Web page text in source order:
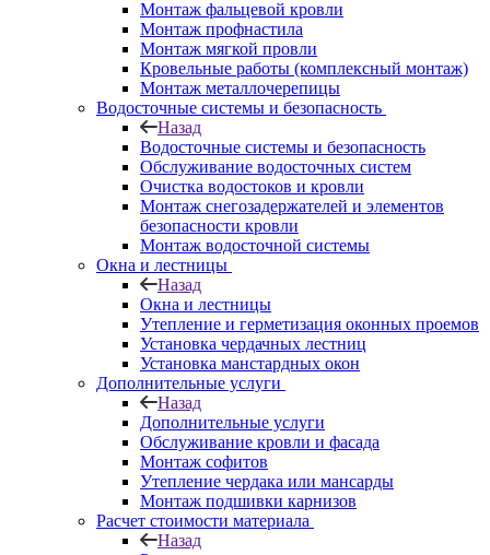
Монтаж фальцевой кровли
Монтаж профнастила
Монтаж мягкой провли
Кровельные работы (комплексный монтаж)
Монтаж металлочерепицы
Водосточные системы и безопасность
Назад
Водосточные системы и безопасность
Обслуживание водосточных систем
Очистка водостоков и кровли
Монтаж снегозадержателей и элементов
безопасности кровли
Монтаж водосточной системы
Окна и лестницы
Назад
Окна и лестницы
Утепление и герметизация оконных проемов
Установка чердачных лестниц
Установка манстардных окон
Дополнительные услуги
Назад
Дополнительные услуги
Обслуживание кровли и фасада
Монтаж софитов
Утепление чердака или мансарды
Монтаж подшивки карнизов
Расчет стоимости материала
Назад